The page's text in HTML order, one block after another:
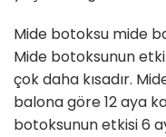
Mide botoksu mide
Mide botoksunun
çok daha kısadır.
balona göre 12 aya
botoksunun etkisi 6